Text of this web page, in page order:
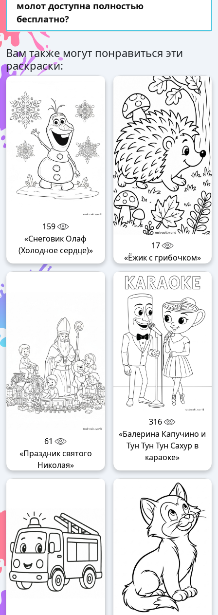
молот доступна полностью
бесплатно?
Вам также могут понравиться эти
раскраски:
159
«Снеговик Олаф
(Холодное сердце)»
17
«Ёжик с грибочком»
61
«Праздник святого
Николая»
316
«Балерина Капучино и
Тун Тун Тун Сахур в
караоке»